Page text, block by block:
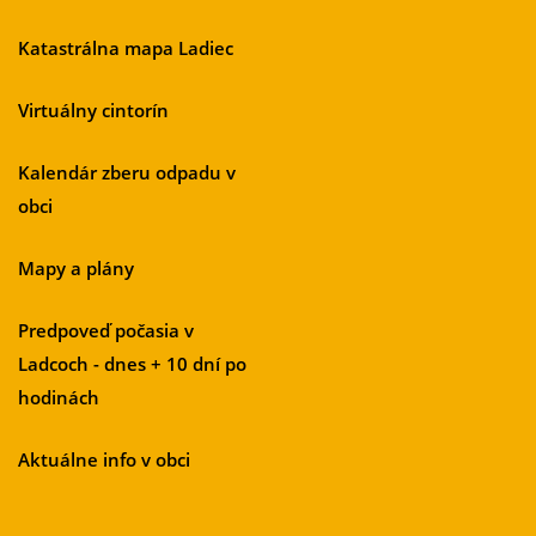
Katastrálna mapa Ladiec
Virtuálny cintorín
Kalendár zberu odpadu v
obci
Mapy a plány
Predpoveď počasia v
Ladcoch - dnes + 10 dní po
hodinách
Aktuálne info v obci